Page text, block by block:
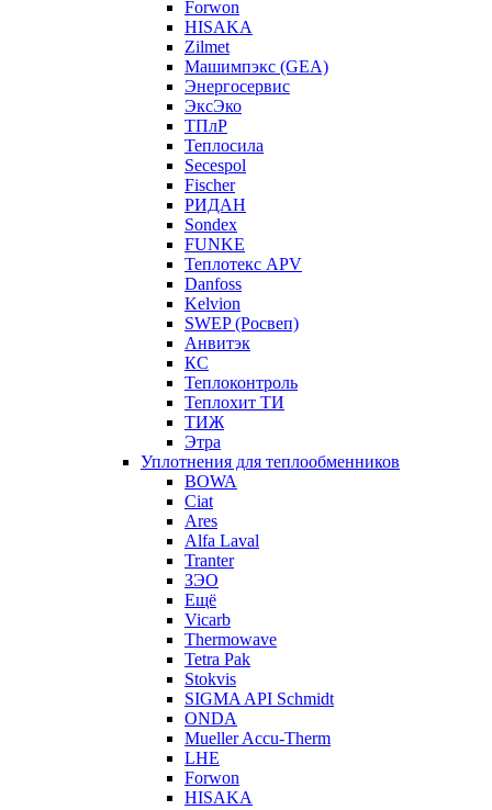
Forwon
HISAKA
Zilmet
Машимпэкс (GEA)
Энергосервис
ЭксЭко
ТПлР
Теплосила
Secespol
Fischer
РИДАН
Sondex
FUNKE
Теплотекс APV
Danfoss
Kelvion
SWEP (Росвеп)
Анвитэк
КС
Теплоконтроль
Теплохит ТИ
ТИЖ
Этра
Уплотнения для теплообменников
BOWA
Ciat
Ares
Alfa Laval
Tranter
ЗЭО
Ещё
Vicarb
Thermowave
Tetra Pak
Stokvis
SIGMA API Schmidt
ONDA
Mueller Accu-Therm
LHE
Forwon
HISAKA